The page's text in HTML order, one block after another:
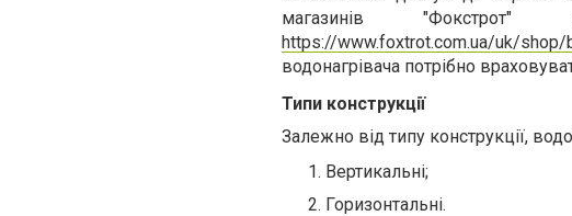
магазинів "Фокстрот"
https://www.foxtrot.com.ua/uk/shop/
водонагрівача потрібно
Типи конструкції
Залежно від типу конструкції,
Вертикальні;
Горизонтальні.